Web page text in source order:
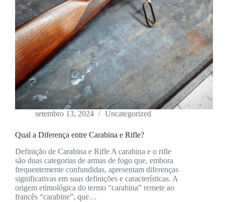
setembro 13, 2024 Uncategorized
Qual a Diferença entre Carabina e Rifle?
Definição de Carabina e Rifle A carabina e o rifle
são duas categorias de armas de fogo que, embora
frequentemente confundidas, apresentam diferenças
significativas em suas definições e características. A
origem etimológica do termo “carabina” remete ao
francês “carabine”, que…